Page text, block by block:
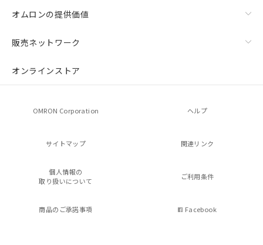
オムロンの提供価値
販売ネットワーク
オンラインストア
OMRON Corporation ヘルプ
サイトマップ 関連リンク
個人情報の
取り扱いについて
ご利用条件
商品のご承諾事項 Facebook